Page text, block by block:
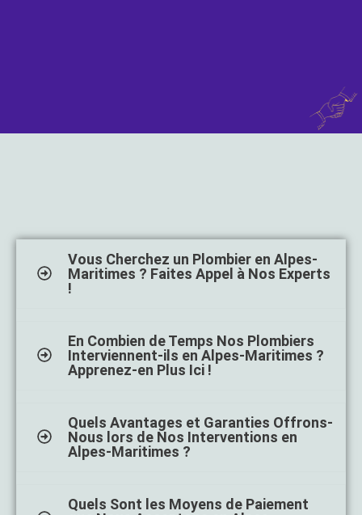
Vous Cherchez un Plombier en Alpes-
Maritimes ? Faites Appel à Nos Experts
!
En Combien de Temps Nos Plombiers
Interviennent-ils en Alpes-Maritimes ?
Apprenez-en Plus Ici !
Quels Avantages et Garanties Offrons-
Nous lors de Nos Interventions en
Alpes-Maritimes ?
Quels Sont les Moyens de Paiement